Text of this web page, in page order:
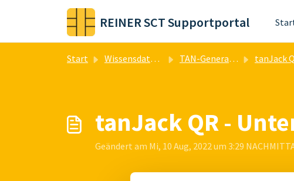
Zum hauptsächlichen Inhalt gehen
REINER SCT Supportportal
Start Wissensdatenbank TAN-Generatoren tanJack
tanJack QR -
Geändert am Mi, 10 Aug, 2022 um 3:29